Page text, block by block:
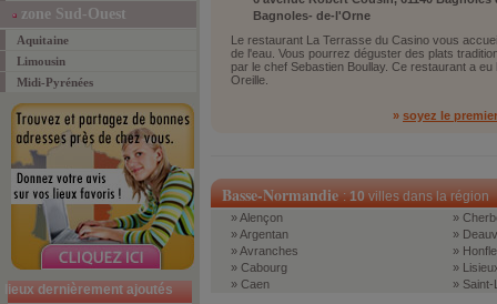
zone Sud-Ouest
Aquitaine
Limousin
Midi-Pyrénées
lieux dernièrement ajoutés
Bagnoles- de-l'Orne
Le restaurant La Terrasse du Casino vous
de l'eau. Vous pourrez déguster des plats
par le chef Sebastien Boullay. Ce restaurant a
Oreille.
» soyez le
Basse-Normandie:10villes dans la région
» Alençon
» Argentan
» Avranches
» Cabourg
» Caen
»
»
»
»
» Saint-